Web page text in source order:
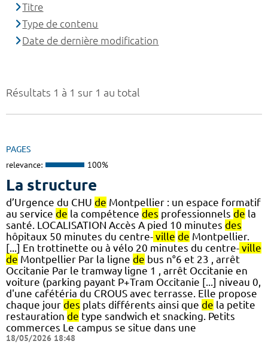
Résultats 1 à 1 sur 1 au total
PAGES
relevance: 100%
La structure
d’Urgence du CHU de Montpellier : un espace formatif
au service de la compétence des professionnels de la
santé. LOCALISATION Accès A pied 10 minutes des
hôpitaux 50 minutes du centre- ville de Montpellier.
[...] En trottinette ou à vélo 20 minutes du centre- ville
de Montpellier Par la ligne de bus n°6 et 23 , arrêt
Occitanie Par le tramway ligne 1 , arrêt Occitanie en
voiture (parking payant P+Tram Occitanie [...] niveau 0,
d'une cafétéria du CROUS avec terrasse. Elle propose
chaque jour des plats différents ainsi que de la petite
restauration de type sandwich et snacking. Petits
commerces Le campus se situe dans une
18/05/2026 18:48
Titre
Type de contenu
Date de dernière modification